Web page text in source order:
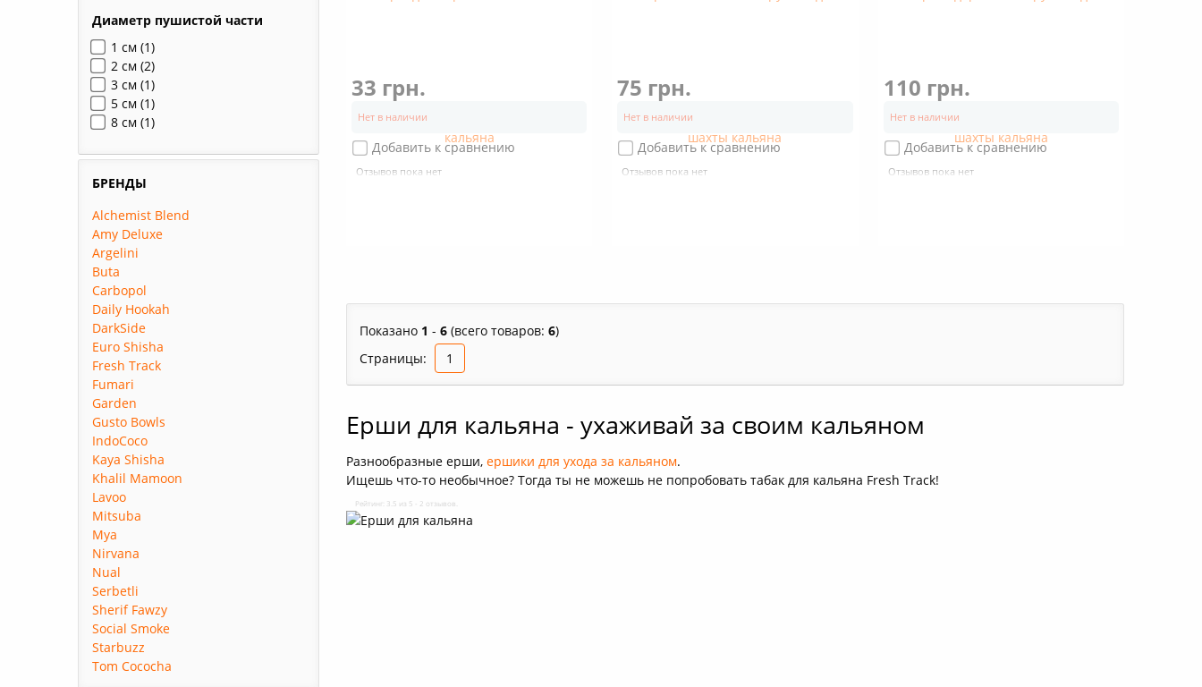
33 грн.
Нет в наличии
Добавить к сравнению
Отзывов пока нет
75 грн.
Нет в наличии
Добавить к сравнению
Отзывов пока нет
110 грн.
Нет в наличии
Добавить к сравнению
Отзывов пока нет
Показано 1 -6 (всего товаров:6)
Страницы:
1
Ерши для кальяна - ухаживай за своим кальяном
Разнообразные ерши,ершики для ухода за кальяном.
Ищешь что-то необычное? Тогда ты не можешь не попробовать табак для кальяна Fresh Track!
Рейтинг: 3.5 из 5 - 2 отзывов.
Диаметр пушистой части
1 см (1)
2 см (2)
3 см (1)
5 см (1)
8 см (1)
БРЕНДЫ
Alchemist Blend
Amy Deluxe
Argelini
Buta
Carbopol
Daily Hookah
DarkSide
Euro Shisha
Fresh Track
Fumari
Garden
Gusto Bowls
IndoCoco
Kaya Shisha
Khalil Mamoon
Lavoo
Mitsuba
Mya
Nirvana
Nual
Serbetli
Sherif Fawzy
Social Smoke
Starbuzz
Tom Cococha